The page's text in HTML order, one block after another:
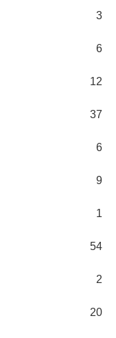
3
6
12
37
6
9
1
54
2
20